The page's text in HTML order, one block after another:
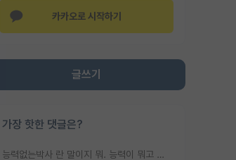
카카오로 시작하기
글쓰기
가장 핫한 댓글은?
능력없는박사 란 말이지 뭐. 능력이 뭐고 능력이 있다는게 뭔지는 사람마다 기준이 다르니까 얘기해봐야 서로 자기 기준만 얘기해서 논쟁이 끝이 안나고. 주위에서 능력있고 야심있는 신입생이 교수가 유의미한 피드백을 아예 안주면서 제대로된 과제에 참여해볼 기회도 제공하지 않고 잡일 뺑뺑이만 돌려서 맨날 단순작업만 하면서 밤새다가 눈빛이 점점 죽어가는걸 본 사람은 물박사는 교수탓이라고 하고, 교수는 이것저것 알려도 주고 기회도 주고 사수 동기 붙여주면서 어떻게든 끌고가려고 하는데 본인이 매일 뺀질거리면서 출근 하는둥마는둥 하다가 기껏 와서도 폰이나 쳐다보다가 실험 망치고 저녁약속있어서 먼저 가볼게요~ 하는걸 본 사람은 물박사는 본인탓이라고 함.